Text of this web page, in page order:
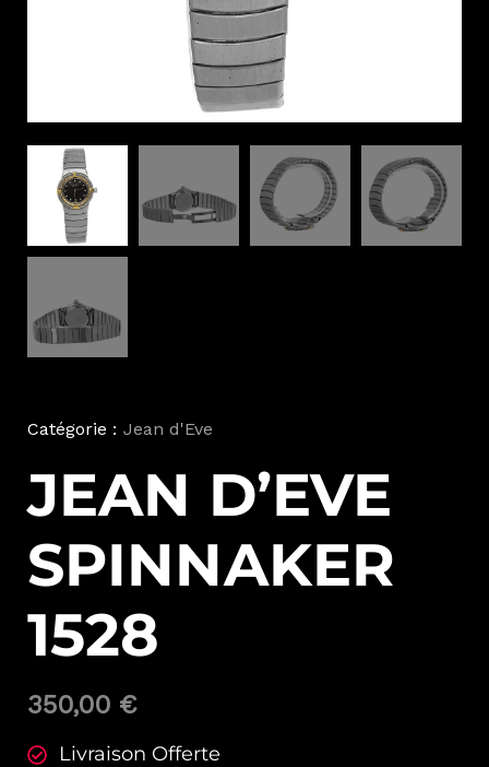
Catégorie : Jean d'Eve
JEAN D’EVE
SPINNAKER
1528
350,00 €
Livraison Offerte